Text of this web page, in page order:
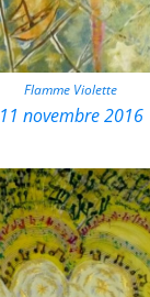
Flamme Violette
11 novembre 2016